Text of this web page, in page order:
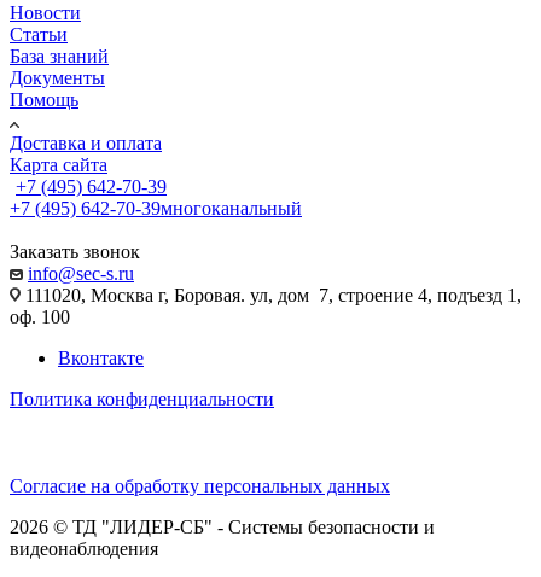
Новости
Статьи
База знаний
Документы
Помощь
Доставка и оплата
Карта сайта
+7 (495) 642-70-39
+7 (495) 642-70-39многоканальный
Заказать звонок
info@sec-s.ru
111020, Москва г, Боровая. ул, дом 7, строение 4, подъезд 1,
оф. 100
Вконтакте
Политика конфиденциальности
Согласие на обработку персональных данных
2026 © ТД "ЛИДЕР-СБ" - Системы безопасности и
видеонаблюдения